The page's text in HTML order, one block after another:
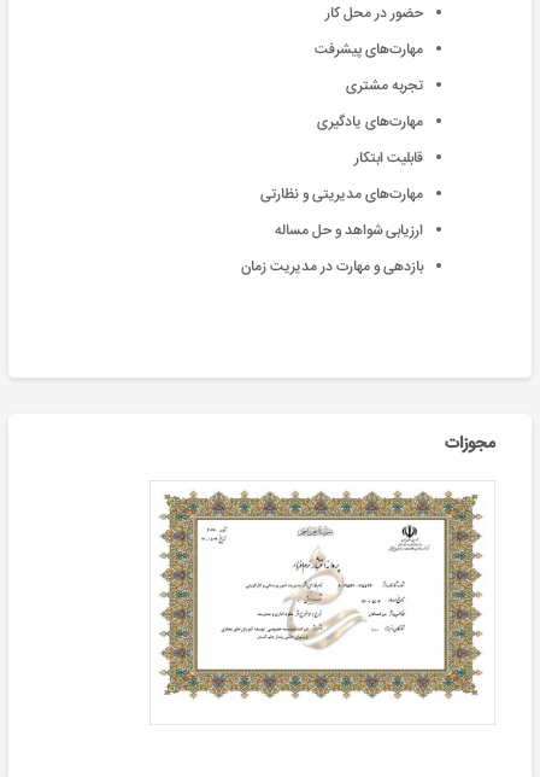
حضور در محل کار
مهارت‌های پیشرفت
تجربه مشتری
مهارت‌های یادگیری
قابلیت ابتکار
مهارت‌های مدیریتی و نظارتی
ارزیابی شواهد و حل مساله
بازدهی و مهارت در مدیریت زمان
مجوزات